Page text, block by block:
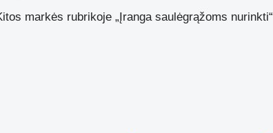
markės rubrikoje „Įranga saulėgrąžoms nurinkti“